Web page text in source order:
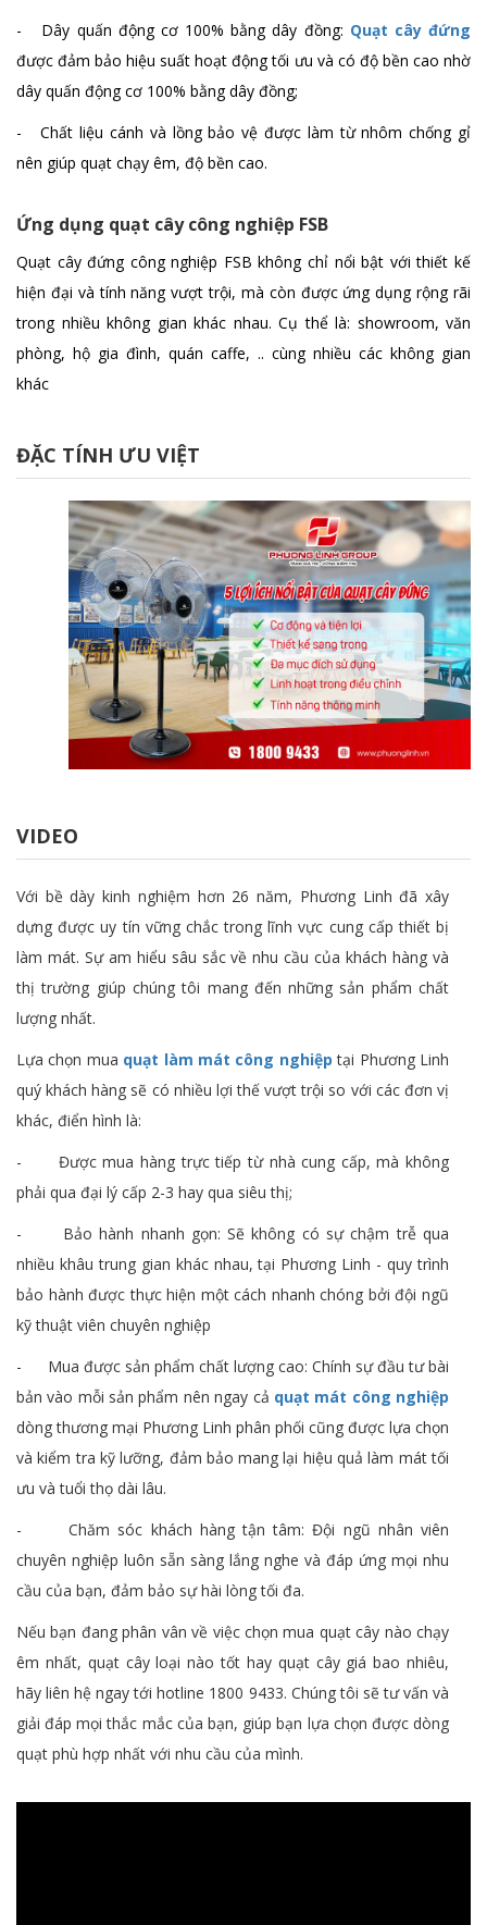
- Dây quấn động cơ 100% bằng dây đồng: Quạt cây đứng
được đảm bảo hiệu suất hoạt động tối ưu và có độ bền cao nhờ
dây quấn động cơ 100% bằng dây đồng;
- Chất liệu cánh và lồng bảo vệ được làm từ nhôm chống gỉ
nên giúp quạt chạy êm, độ bền cao.
Ứng dụng quạt cây công nghiệp FSB
Quạt cây đứng công nghiệp FSB không chỉ nổi bật với thiết kế
hiện đại và tính năng vượt trội, mà còn được ứng dụng rộng rãi
trong nhiều không gian khác nhau. Cụ thể là: showroom, văn
phòng, hộ gia đình, quán caffe, .. cùng nhiều các không gian
khác
ĐẶC TÍNH ƯU VIỆT
VIDEO
Với bề dày kinh nghiệm hơn 26 năm, Phương Linh đã xây
dựng được uy tín vững chắc trong lĩnh vực cung cấp thiết bị
làm mát. Sự am hiểu sâu sắc về nhu cầu của khách hàng và
thị trường giúp chúng tôi mang đến những sản phẩm chất
lượng nhất.
Lựa chọn mua quạt làm mát công nghiệp tại Phương Linh
quý khách hàng sẽ có nhiều lợi thế vượt trội so với các đơn vị
khác, điển hình là:
- Được mua hàng trực tiếp từ nhà cung cấp, mà không
phải qua đại lý cấp 2-3 hay qua siêu thị;
- Bảo hành nhanh gọn: Sẽ không có sự chậm trễ qua
nhiều khâu trung gian khác nhau, tại Phương Linh - quy trình
bảo hành được thực hiện một cách nhanh chóng bởi đội ngũ
kỹ thuật viên chuyên nghiệp
- Mua được sản phẩm chất lượng cao: Chính sự đầu tư bài
bản vào mỗi sản phẩm nên ngay cả quạt mát công nghiệp
dòng thương mại Phương Linh phân phối cũng được lựa chọn
và kiểm tra kỹ lưỡng, đảm bảo mang lại hiệu quả làm mát tối
ưu và tuổi thọ dài lâu.
- Chăm sóc khách hàng tận tâm: Đội ngũ nhân viên
chuyên nghiệp luôn sẵn sàng lắng nghe và đáp ứng mọi nhu
cầu của bạn, đảm bảo sự hài lòng tối đa.
Nếu bạn đang phân vân về việc chọn mua quạt cây nào chạy
êm nhất, quạt cây loại nào tốt hay quạt cây giá bao nhiêu,
hãy liên hệ ngay tới hotline 1800 9433. Chúng tôi sẽ tư vấn và
giải đáp mọi thắc mắc của bạn, giúp bạn lựa chọn được dòng
quạt phù hợp nhất với nhu cầu của mình.